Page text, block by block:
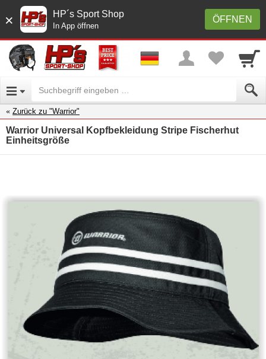
× ÖFFNEN
HP´s Sport Shop
In App öffnen
Zurück zu "Warrior"
Warrior Universal Kopfbekleidung Stripe Fischerhut
Einheitsgröße